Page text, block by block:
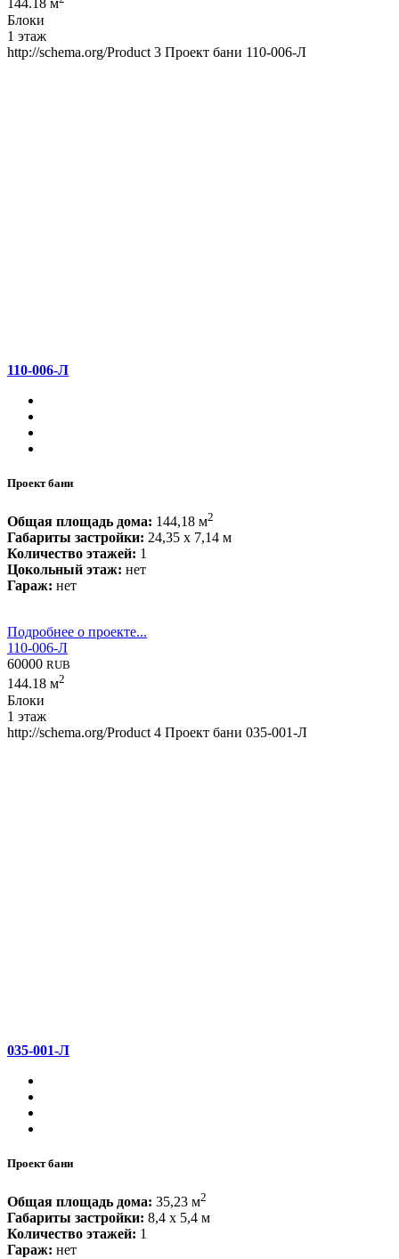
144.18 м
Блоки
1 этаж
http://schema.org/Product 3 Проект бани 110-006-Л
110-006-Л
Проект бани
Общая площадь дома: 144,18 м2
Габариты застройки: 24,35 x 7,14 м
Количество этажей: 1
Цокольный этаж: нет
Гараж: нет
Подробнее о проекте...
110-006-Л
60000 RUB
144.18 м2
Блоки
1 этаж
http://schema.org/Product 4 Проект бани 035-001-Л
035-001-Л
Проект бани
Общая площадь дома: 35,23 м2
Габариты застройки: 8,4 x 5,4 м
Количество этажей: 1
Гараж: нет